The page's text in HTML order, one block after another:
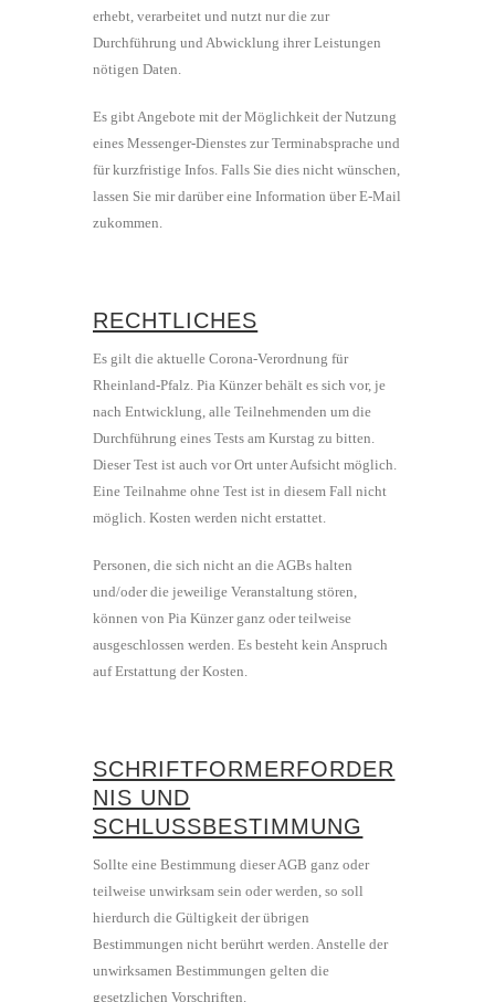
erhebt, verarbeitet und nutzt nur die zur
Durchführung und Abwicklung ihrer Leistungen
nötigen Daten.
Es gibt Angebote mit der Möglichkeit der Nutzung
eines Messenger-Dienstes zur Terminabsprache und
für kurzfristige Infos. Falls Sie dies nicht wünschen,
lassen Sie mir darüber eine Information über E-Mail
zukommen.
RECHTLICHES
Es gilt die aktuelle Corona-Verordnung für
Rheinland-Pfalz. Pia Künzer behält es sich vor, je
nach Entwicklung, alle Teilnehmenden um die
Durchführung eines Tests am Kurstag zu bitten.
Dieser Test ist auch vor Ort unter Aufsicht möglich.
Eine Teilnahme ohne Test ist in diesem Fall nicht
möglich. Kosten werden nicht erstattet.
Personen, die sich nicht an die AGBs halten
und/oder die jeweilige Veranstaltung stören,
können von Pia Künzer ganz oder teilweise
ausgeschlossen werden. Es besteht kein Anspruch
auf Erstattung der Kosten.
SCHRIFTFORMERFORDER
NIS UND
SCHLUSSBESTIMMUNG
Sollte eine Bestimmung dieser AGB ganz oder
teilweise unwirksam sein oder werden, so soll
hierdurch die Gültigkeit der übrigen
Bestimmungen nicht berührt werden. Anstelle der
unwirksamen Bestimmungen gelten die
gesetzlichen Vorschriften.